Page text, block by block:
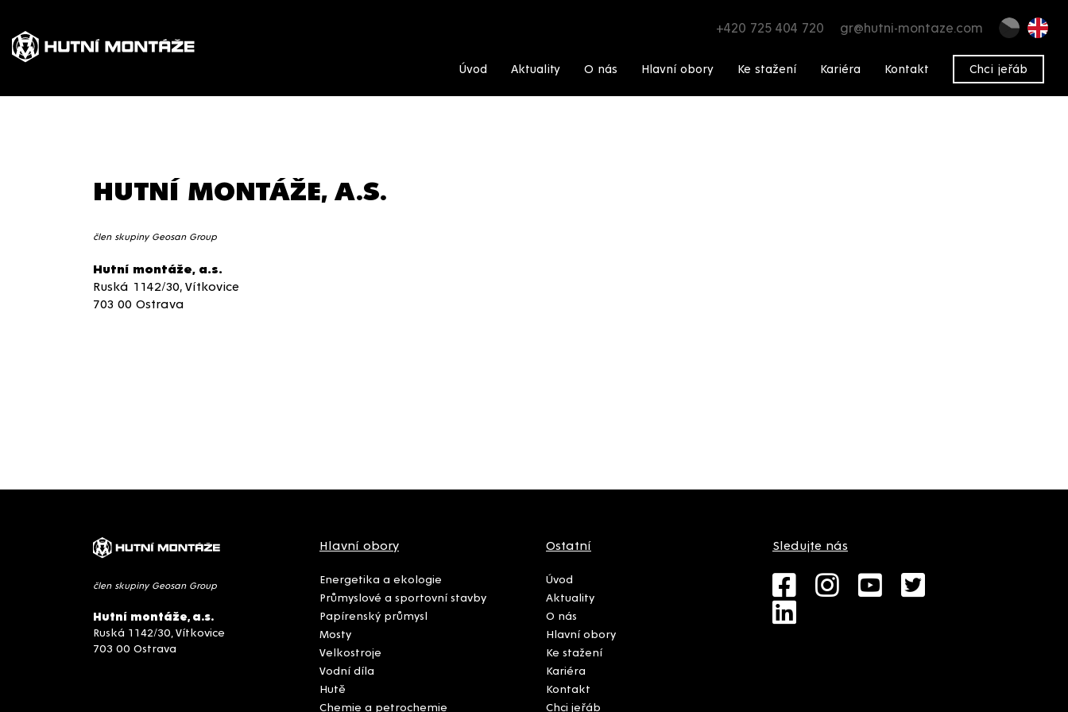
+420 725 404 720 gr@hutni-montaze.com
Úvod Aktuality O nás Hlavní obory Ke stažení Kariéra Kontakt Chci jeřáb
HUTNÍ MONTÁŽE, A.S.
člen skupiny Geosan Group
Hutní montáže, a.s.
Ruská 1142/30, Vítkovice
703 00 Ostrava
člen skupiny Geosan Group
Hutní montáže, a.s.
Ruská 1142/30, Vítkovice
703 00 Ostrava
Hlavní obory
Energetika a ekologie
Průmyslové a sportovní stavby
Papírenský průmysl
Mosty
Velkostroje
Vodní díla
Hutě
Chemie a petrochemie
Ostatní
Úvod
Aktuality
O nás
Hlavní obory
Ke stažení
Kariéra
Kontakt
Chci jeřáb
Sledujte nás